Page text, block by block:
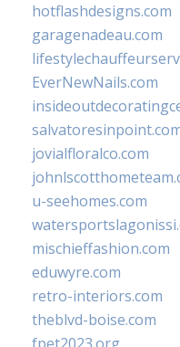
hotflashdesigns.com
garagenadeau.com
EverNewNails.com
jovialfloralco.com
u-seehomes.com
mischieffashion.com
eduwyre.com
retro-interiors.com
theblvd-boise.com